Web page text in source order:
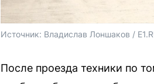
Источник: Владислав Лоншаков /
После проезда техники по